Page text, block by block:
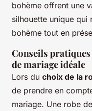
bohème offrent une
silhouette unique qui
bohème tout en
Conseils
de mariage idéale
Lors du choix de la
de prendre en
mariage. Une robe